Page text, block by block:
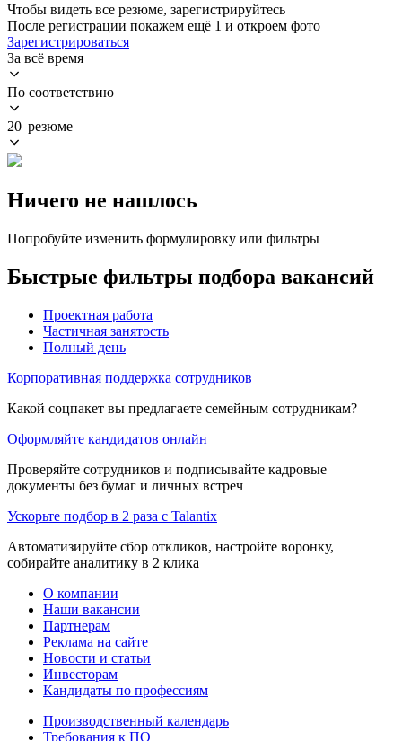
Чтобы видеть все резюме, зарегистрируйтесь
После регистрации покажем ещё 1 и откроем фото
Зарегистрироваться
За всё время
По соответствию
20 резюме
Ничего не нашлось
Попробуйте изменить формулировку или фильтры
Быстрые фильтры подбора вакансий
Проектная работа
Частичная занятость
Полный день
Корпоративная поддержка сотрудников
Какой соцпакет вы предлагаете семейным сотрудникам?
Оформляйте кандидатов онлайн
Проверяйте сотрудников и подписывайте кадровые
документы без бумаг и личных встреч
Ускорьте подбор в 2 раза с Talantix
Автоматизируйте сбор откликов, настройте воронку,
собирайте аналитику в 2 клика
О компании
Наши вакансии
Партнерам
Реклама на сайте
Новости и статьи
Инвесторам
Кандидаты по профессиям
Производственный календарь
Требования к ПО